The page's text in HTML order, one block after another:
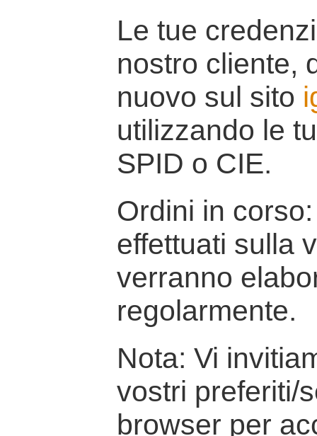
Le tue
nostro cliente,
nuovo sul sito
utilizzando le
SPID o CIE.
Ordini in
effettuati sulla
verranno
regolarmente.
Nota: Vi
vostri preferiti/
browser per